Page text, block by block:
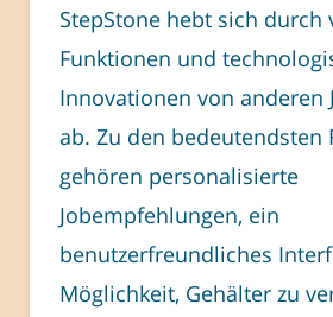
StepStone hebt sich durch
Funktionen und
Innovationen von anderen
ab. Zu den bedeutendsten
gehören personalisierte
Jobempfehlungen, ein
benutzerfreundliches
Möglichkeit, Gehälter zu